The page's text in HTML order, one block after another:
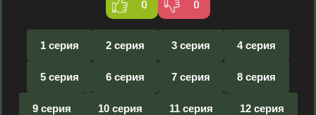
0 0
1 серия 2 серия 3 серия 4 серия
5 серия 6 серия 7 серия 8 серия
9 серия 10 серия 11 серия 12 серия